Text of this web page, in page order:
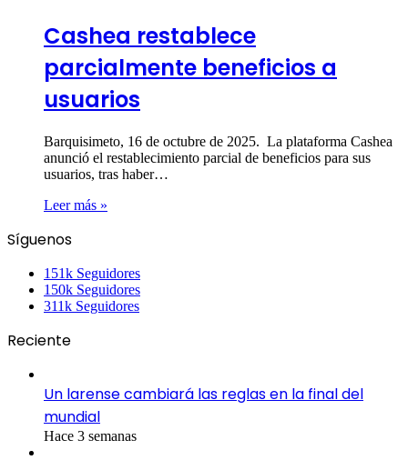
Cashea restablece
parcialmente beneficios a
usuarios
Barquisimeto, 16 de octubre de 2025. La plataforma Cashea
anunció el restablecimiento parcial de beneficios para sus
usuarios, tras haber…
Leer más »
Síguenos
151k Seguidores
150k Seguidores
311k Seguidores
Reciente
Un larense cambiará las reglas en la final del
mundial
Hace 3 semanas